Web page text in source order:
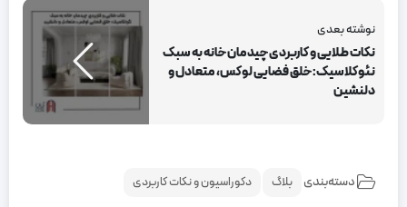
نوشته بعدی
نکات طلایی و کاربردی چیدمان خانه به سبک
نئوکلاسیک: خلق فضایی لوکس، متعادل و
دلنشین
دسته‌بندی بلاگ دکوراسیون و نکات کاربردی